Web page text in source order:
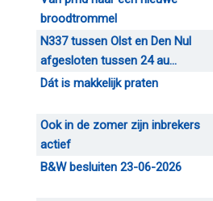
broodtrommel
N337 tussen Olst en Den Nul
afgesloten tussen 24 au...
Dát is makkelijk praten
Ook in de zomer zijn inbrekers
actief
B&W besluiten 23-06-2026